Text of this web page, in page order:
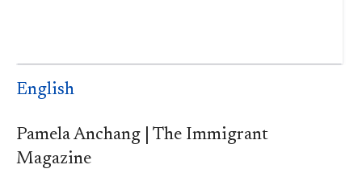
English
Pamela Anchang | The Immigrant
Magazine